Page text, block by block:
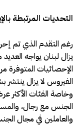
التحديات المرتبطة
رغم التقدم الذي تم
يزال لبنان يواجه
الإحصائيات المتوفرة
الفيروس لا يزال
وخاصة الفئات الأكثر
الجنس مع رجال،
والعاملين في مجال